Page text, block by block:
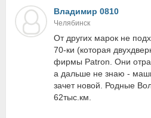
Владимир 0810
Челябинск
От других марок не
70-ки (которая
фирмы Patron. Они
а дальше не знаю -
зачет новой. Родные
62тыс.км.